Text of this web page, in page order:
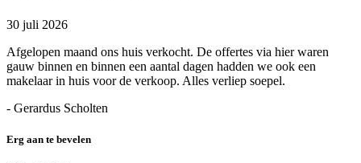
30 juli 2026
Afgelopen maand ons huis verkocht. De offertes via hier waren
gauw binnen en binnen een aantal dagen hadden we ook een
makelaar in huis voor de verkoop. Alles verliep soepel.
- Gerardus Scholten
Erg aan te bevelen